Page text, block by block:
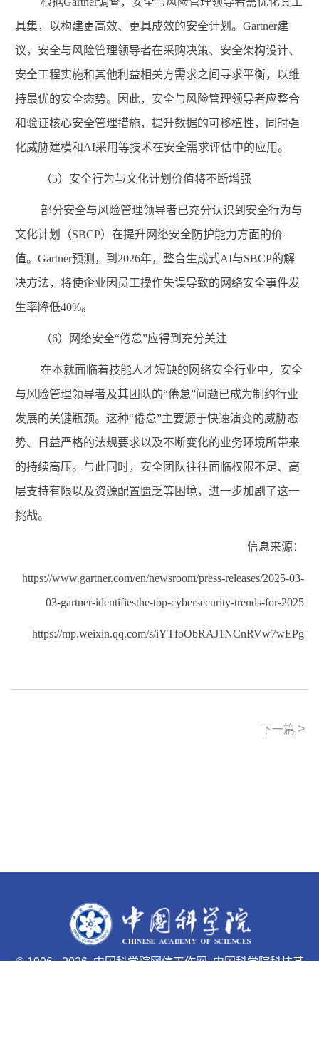
具集，以构建更高效、更具成效的安全计划。 Gartner建
议，安全与风险管理领导者在采购决策、安全架构设计、
安全工程实施和其他利益相关方需求之间寻求平衡，以维
持最优的安全态势。因此，安全与风险管理领导者应整合
和验证核心安全管理措施，提升数据的可移植性，同时强
化威胁建模和AI采用等技术在安全需求评估中的应用。
（5）安全行为与文化计划价值将不断增强
部分安全与风险管理领导者已充分认识到安全行为与
文化计划（SBCP）在提升网络安全防护能力方面的价
值。 Gartner预测，到 2026年，整合生成式AI与SBCP的解
决方法，将使企业因员工操作失误导致的网络安全事件发
生率降低40%。
（6）网络安全“倦怠”应得到充分关注
在本就面临着技能人才短缺的网络安全行业中，安全
与风险管理领导者及其团队的“倦怠”问题已成为制约行业
发展的关键瓶颈。这种“倦怠”主要源于快速演变的威胁态
势、日益严格的法规要求以及不断变化的业务环境所带来
的持续高压。与此同时，安全团队往往面临权限不足、高
层支持有限以及资源配置匮乏等困境，进一步加剧了这一
挑战。
信息来源：
https://www.gartner.com/en/newsroom/press-releases/2025-03-
03-gartner-identifiesthe-top-cybersecurity-trends-for-2025
https://mp.weixin.qq.com/s/iYTfoObRAJ1NCnRVw7wEPg
下一篇 >
© 1996 -2026 中国科学院网信工作网 中国科学院科技基